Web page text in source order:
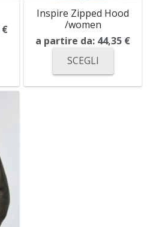
€
Inspire Zipped Hood
/women
a partire da: 44,35 €
SCEGLI